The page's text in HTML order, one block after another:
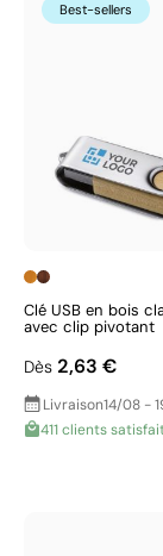
Best-sellers
Clé USB en bois
avec clip pivotant
Dès 2,63 €
Livraison14/08 -
411 clients